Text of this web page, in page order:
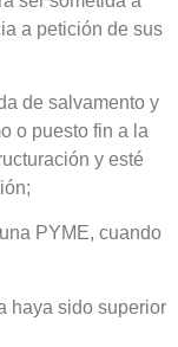
a petición de sus
de salvamento y
o puesto fin a la
y esté
PYME, cuando
haya sido superior